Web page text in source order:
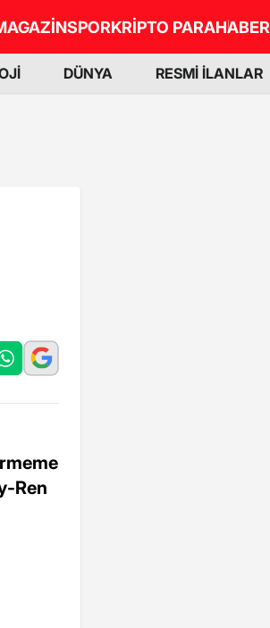
SPORKRİPTO PARAHABER
DÜNYA RESMİ İLANLAR
Ren